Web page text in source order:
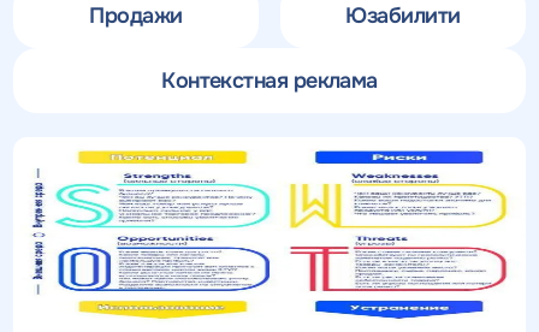
Контекстная реклама
Продажи Юзабилити